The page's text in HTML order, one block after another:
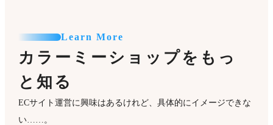
Learn More
カラーミーショップをもっ
と知る
ECサイト運営に興味はあるけれど、具体的にイメージできな
い……。